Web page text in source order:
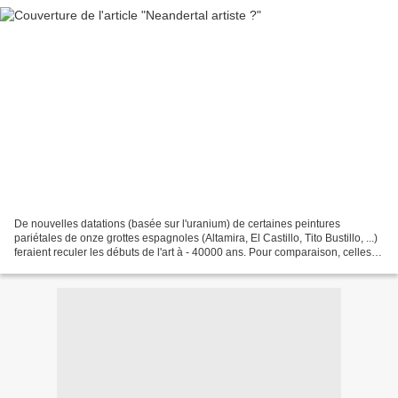
De nouvelles datations (basée sur l'uranium) de certaines peintures
pariétales de onze grottes espagnoles (Altamira, El Castillo, Tito Bustillo, ...)
feraient reculer les débuts de l'art à - 40000 ans. Pour comparaison, celles